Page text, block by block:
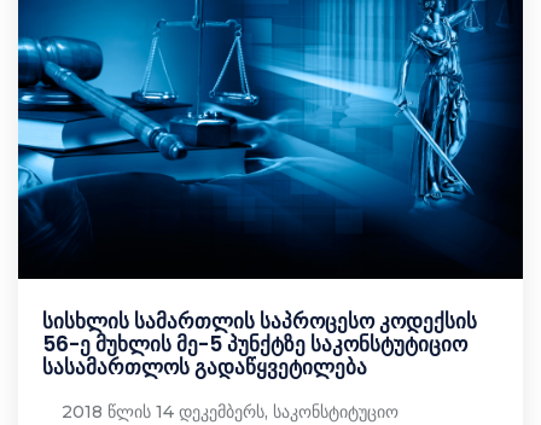
სისხლის სამართლის საპროცესო კოდექსის
56-ე მუხლის მე-5 პუნქტზე საკონსტუტიციო
სასამართლოს გადაწყვეტილება
2018 წლის 14 დეკემბერს, საკონსტიტუციო